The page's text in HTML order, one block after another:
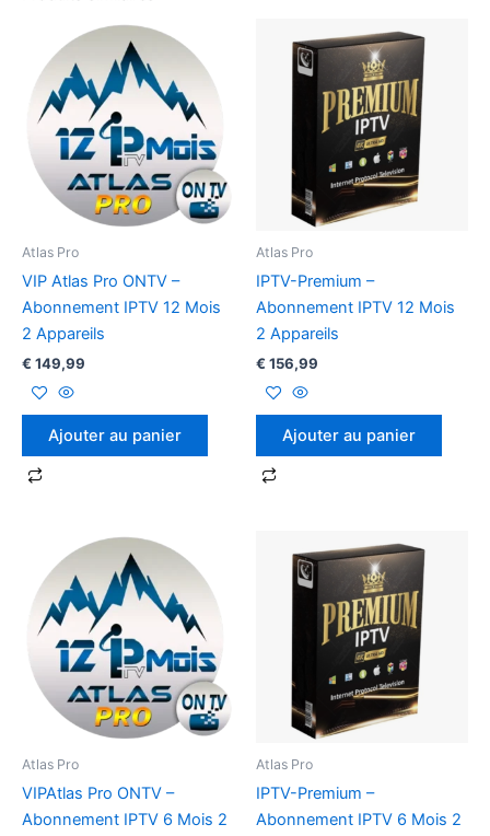
Atlas Pro
VIP Atlas Pro ONTV –
Abonnement IPTV 12 Mois
2 Appareils
€ 149,99
Ajouter au panier
Atlas Pro
IPTV-Premium –
Abonnement IPTV 12 Mois
2 Appareils
€ 156,99
Ajouter au panier
Atlas Pro
VIPAtlas Pro ONTV –
Abonnement IPTV 6 Mois 2
Atlas Pro
IPTV-Premium –
Abonnement IPTV 6 Mois 2